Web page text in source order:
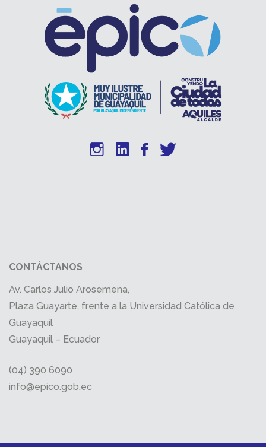
CONTÁCTANOS
Av. Carlos Julio Arosemena,
Plaza Guayarte, frente a la Universidad Católica de
Guayaquil
Guayaquil – Ecuador
(04) 390 6090
info@epico.gob.ec